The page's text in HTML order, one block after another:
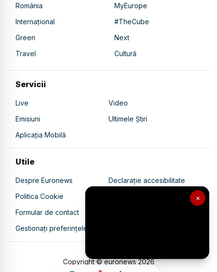
×
România
MyEurope
Internațional
#TheCube
Green
Next
Travel
Cultură
Servicii
Live
Video
Emisiuni
Ultimele Știri
Aplicația Mobilă
Utile
Despre Euronews
Declarație accesibilitate
Politica Cookie
Politica de confidențialitate
Formular de contact
Gestionați preferințele
Copyright © euronews2026